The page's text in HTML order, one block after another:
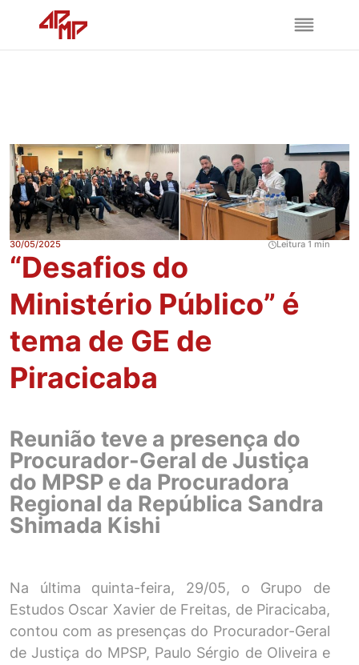
30/05/2025 Leitura 1 min
“Desafios do
Ministério Público” é
tema de GE de
Piracicaba
Reunião teve a presença do
Procurador-Geral de Justiça
do MPSP e da Procuradora
Regional da República Sandra
Shimada Kishi
Na última quinta-feira, 29/05, o Grupo de
Estudos Oscar Xavier de Freitas, de Piracicaba,
contou com as presenças do Procurador-Geral
de Justiça do MPSP, Paulo Sérgio de Oliveira e